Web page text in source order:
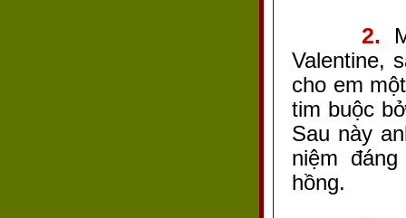
2.
Valentine,
cho em
tim buộc
Sau này
niệm
hồng.